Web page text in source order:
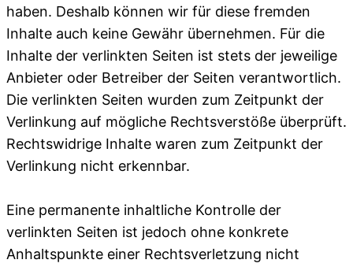
haben. Deshalb können wir für diese fremden
Inhalte auch keine Gewähr übernehmen. Für die
Inhalte der verlinkten Seiten ist stets der jeweilige
Anbieter oder Betreiber der Seiten verantwortlich.
Die verlinkten Seiten wurden zum Zeitpunkt der
Verlinkung auf mögliche Rechtsverstöße überprüft.
Rechtswidrige Inhalte waren zum Zeitpunkt der
Verlinkung nicht erkennbar.
Eine permanente inhaltliche Kontrolle der
verlinkten Seiten ist jedoch ohne konkrete
Anhaltspunkte einer Rechtsverletzung nicht